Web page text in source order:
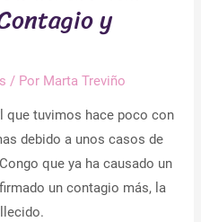
y
/ Por Marta Treviño
que tuvimos hace poco con
debido a unos casos de
que ya ha causado un
un contagio más, la